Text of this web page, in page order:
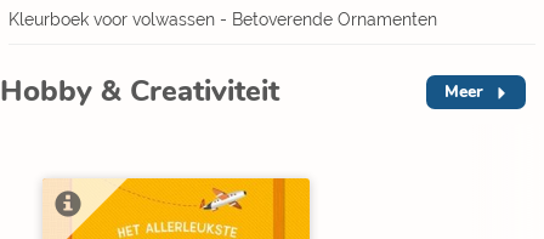
Kleurboek voor volwassen - Betoverende Ornamenten
Hobby & Creativiteit Meer